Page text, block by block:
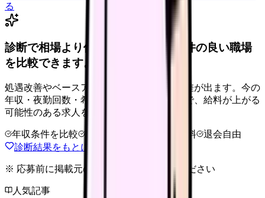
る
診断で相場より低いと感じたら、条件の良い職場
を比較できます。
処遇改善やベースアップは職場ごとに反映差が出ます。今の
年収・夜勤回数・希望条件を整理したうえで、給料が上がる
可能性のある求人を相談できます。
年収条件を比較 完全無料
退会自由
診断結果をもとに職場を相談する
※ 応募前に掲載元の最新情報を確認してください
人気記事